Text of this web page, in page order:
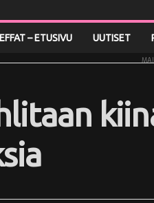
– ETUSIVU UUTISET